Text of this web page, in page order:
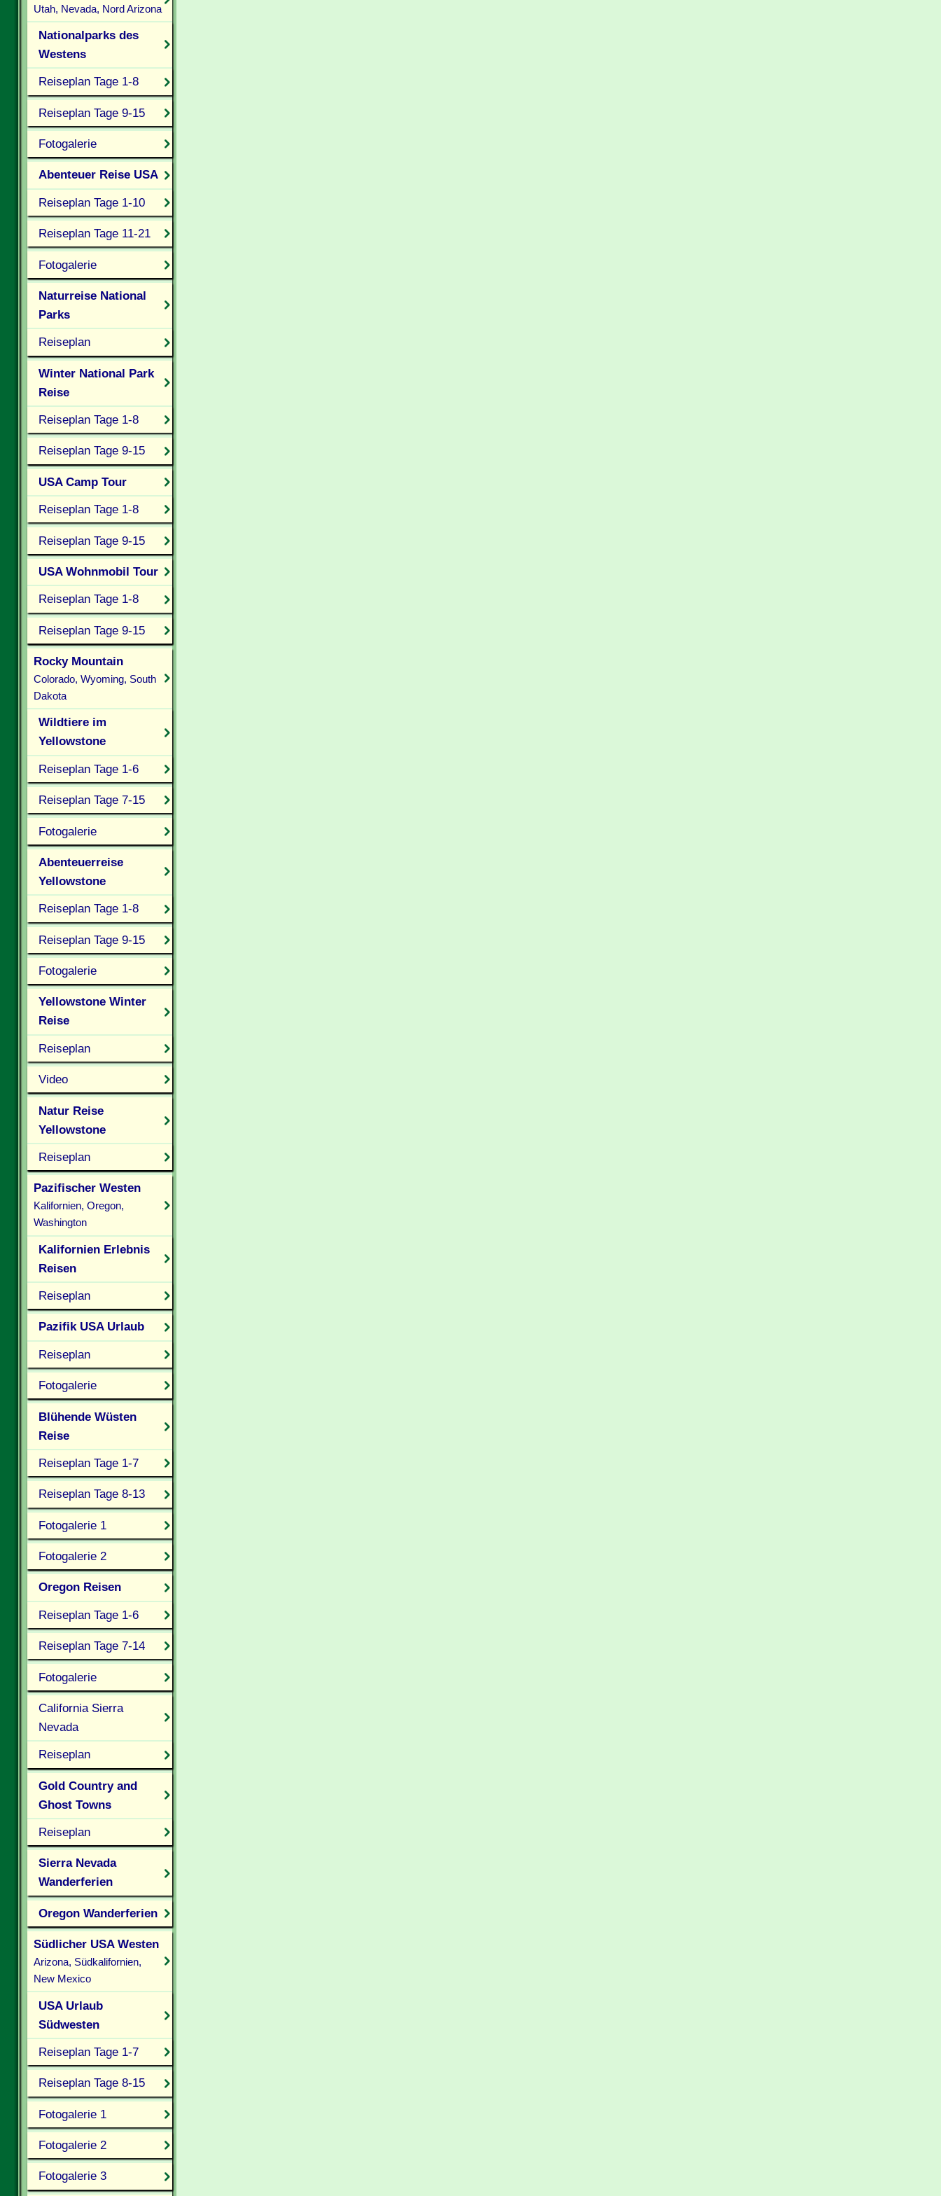
Utah, Nevada, Nord Arizona
Nationalparks des
Westens
Reiseplan Tage 1-8
Reiseplan Tage 9-15
Fotogalerie
Abenteuer Reise USA
Reiseplan Tage 1-10
Reiseplan Tage 11-21
Fotogalerie
Naturreise National
Parks
Reiseplan
Winter National Park
Reise
Reiseplan Tage 1-8
Reiseplan Tage 9-15
USA Camp Tour
Reiseplan Tage 1-8
Reiseplan Tage 9-15
USA Wohnmobil Tour
Reiseplan Tage 1-8
Reiseplan Tage 9-15
Rocky Mountain
Colorado, Wyoming, South
Dakota
Wildtiere im
Yellowstone
Reiseplan Tage 1-6
Reiseplan Tage 7-15
Fotogalerie
Abenteuerreise
Yellowstone
Reiseplan Tage 1-8
Reiseplan Tage 9-15
Fotogalerie
Yellowstone Winter
Reise
Reiseplan
Video
Natur Reise
Yellowstone
Reiseplan
Pazifischer Westen
Kalifornien, Oregon,
Washington
Kalifornien Erlebnis
Reisen
Reiseplan
Pazifik USA Urlaub
Reiseplan
Fotogalerie
Blühende Wüsten
Reise
Reiseplan Tage 1-7
Reiseplan Tage 8-13
Fotogalerie 1
Fotogalerie 2
Oregon Reisen
Reiseplan Tage 1-6
Reiseplan Tage 7-14
Fotogalerie
California Sierra
Nevada
Reiseplan
Gold Country and
Ghost Towns
Reiseplan
Sierra Nevada
Wanderferien
Oregon Wanderferien
Südlicher USA Westen
Arizona, Südkalifornien,
New Mexico
USA Urlaub
Südwesten
Reiseplan Tage 1-7
Reiseplan Tage 8-15
Fotogalerie 1
Fotogalerie 2
Fotogalerie 3